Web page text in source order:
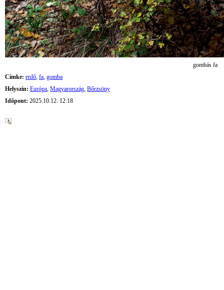
gombás fa
Címke: erdő, fa, gomba
Helyszín: Európa, Magyarország, Bőrzsöny
Időpont: 2025.10.12. 12:18